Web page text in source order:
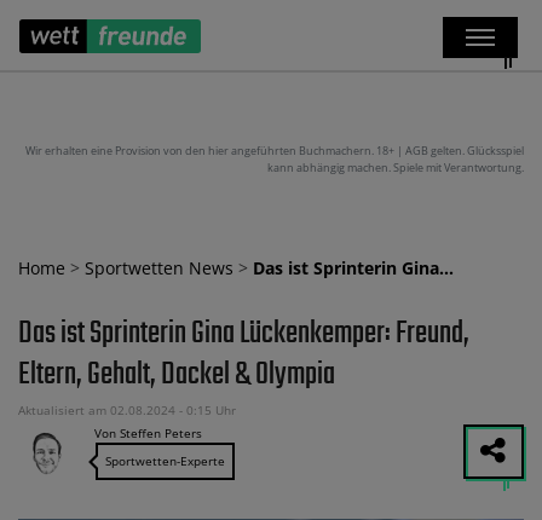
Wir erhalten eine Provision von den hier angeführten Buchmachern. 18+ | AGB gelten. Glücksspiel
kann abhängig machen. Spiele mit Verantwortung.
Home > Sportwetten News > Das ist Sprinterin Gina…
Das ist Sprinterin Gina Lückenkemper: Freund,
Eltern, Gehalt, Dackel & Olympia
Aktualisiert am 02.08.2024 - 0:15 Uhr
Von Steffen Peters
Sportwetten-Experte